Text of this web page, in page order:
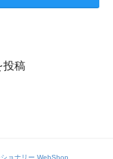
投稿
ョナリー WebShop